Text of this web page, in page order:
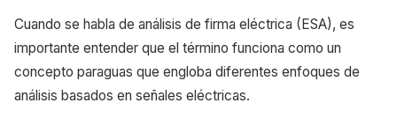
Cuando se habla de análisis de firma eléctrica (ESA), es
importante entender que el término funciona como un
concepto paraguas que engloba diferentes enfoques de
análisis basados en señales eléctricas.